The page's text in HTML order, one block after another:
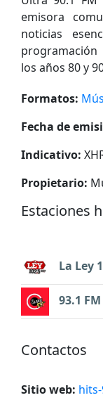
emisora
noticias
los años 80 y
Formatos:
Fecha de
Indicativo:
Propietario:
Estaciones
La Ley
93.1
Contactos
Sitio web: